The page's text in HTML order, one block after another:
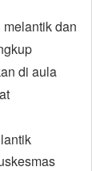
dan
di aula